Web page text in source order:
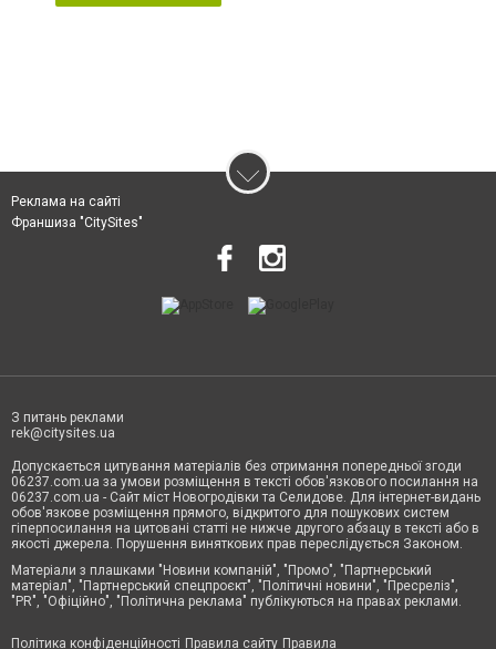
Реклама на сайті
Франшиза "CitySites"
З питань реклами
rek@citysites.ua
Допускається цитування матеріалів без отримання попередньої згоди
06237.com.ua за умови розміщення в тексті обов'язкового посилання на
06237.com.ua - Сайт міст Новогродівки та Селидове. Для інтернет-видань
обов'язкове розміщення прямого, відкритого для пошукових систем
гіперпосилання на цитовані статті не нижче другого абзацу в тексті або в
якості джерела. Порушення виняткових прав переслідується Законом.
Матеріали з плашками "Новини компаній", "Промо", "Партнерський
матеріал", "Партнерський спецпроєкт", "Політичні новини", "Пресреліз",
"PR", "Офіційно", "Політична реклама" публікуються на правах реклами.
Політика конфіденційності Правила сайту Правила